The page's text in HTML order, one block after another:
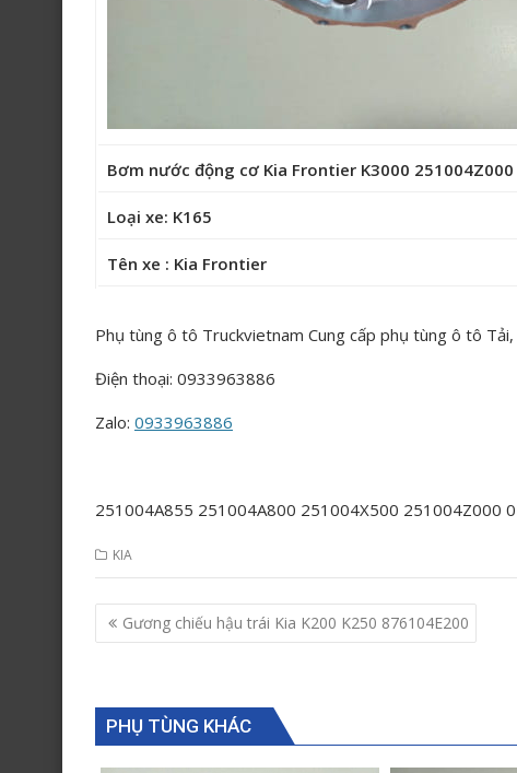
Bơm nước động cơ Kia Frontier K3000 251004Z000
Loại xe: K165
Tên xe : Kia Frontier
Phụ tùng ô tô Truckvietnam Cung cấp phụ tùng ô tô
Điện thoại: 0933963886
Zalo: 0933963886
251004A855 251004A800 251004X500 251004Z000
KIA
Post
navigation
Gương chiếu hậu trái Kia K200 K250 876104E200
PHỤ TÙNG KHÁC